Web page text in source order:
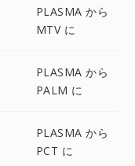
PLASMA から
MTV に
PLASMA から
PALM に
PLASMA から
PCT に